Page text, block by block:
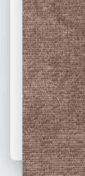
ПОДРОБНЕЕ